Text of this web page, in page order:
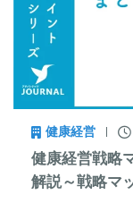
健康経営
健康経営戦略
解説～戦略マ